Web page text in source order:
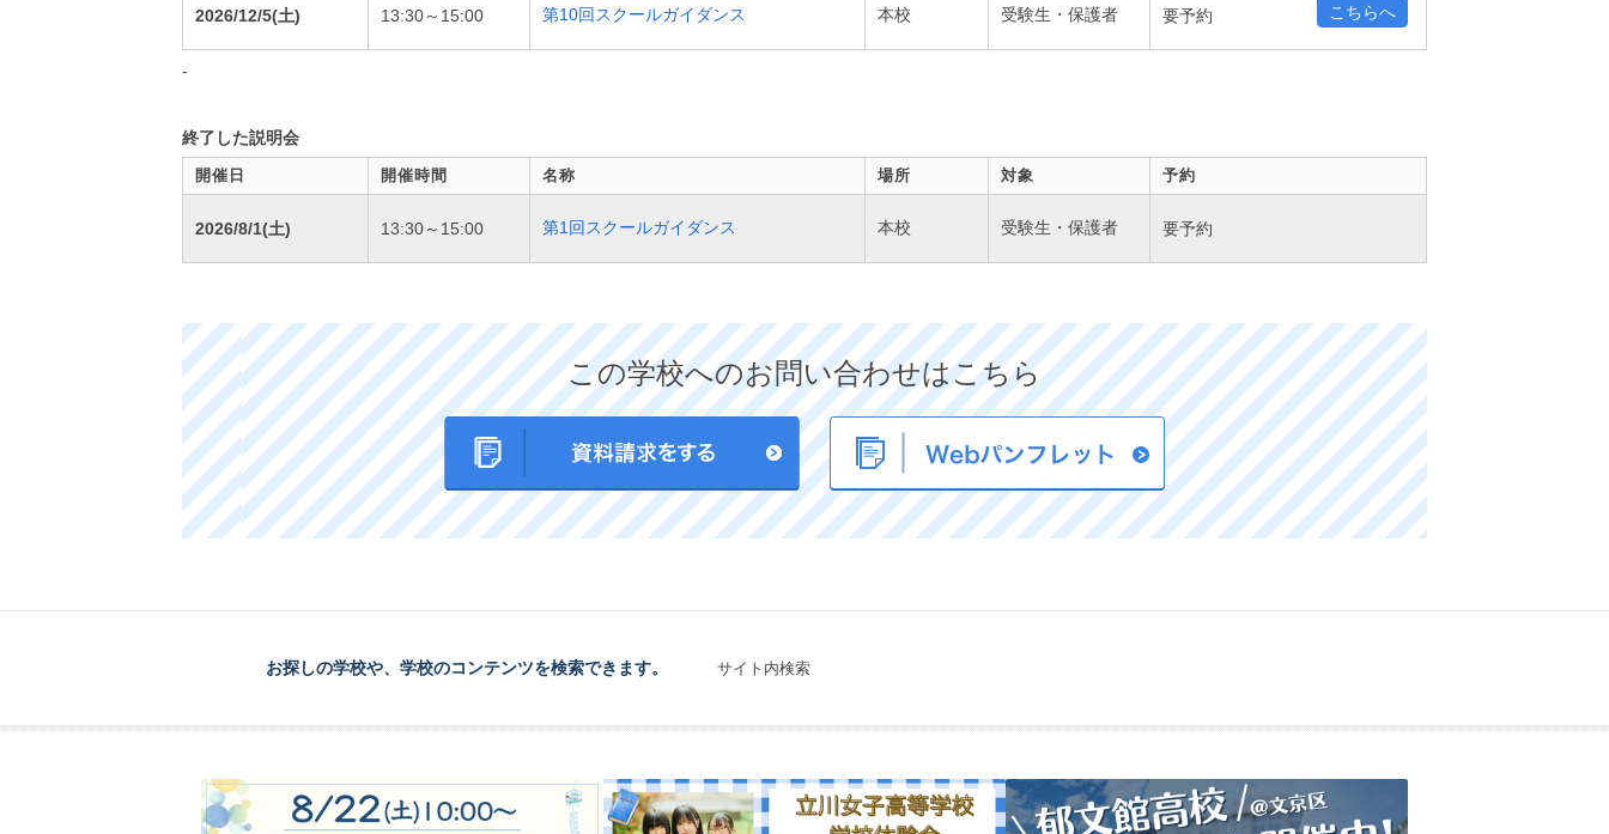
2026/12/5(土) 13:30～15:00 第10回スクールガイダンス 本校 受験生・保護者 要予約 こちらへ
-
終了した説明会
開催日 開催時間 名称 場所 対象 予約
2026/8/1(土) 13:30～15:00 第1回スクールガイダンス 本校 受験生・保護者 要予約
この学校へのお問い合わせはこちら
お探しの学校や、学校のコンテンツを検索できます。 サイト内検索